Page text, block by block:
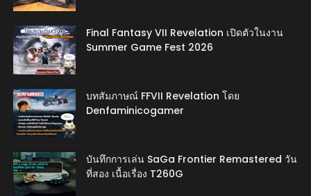
Final Fantasy VII Revelation เปิดตัวในงาน
Summer Game Fest 2026
บทสัมภาษณ์ FFVII Revelation โดย
Denfaminicogamer
บันทึกการเล่น SaGa Frontier Remastered วัน
ที่สอง เนื้อเรื่อง T260G